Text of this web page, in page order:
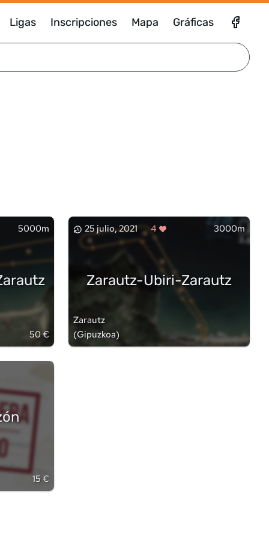
Ligas Inscripciones Mapa Gráficas
5000m
50 €
25 julio, 2021 4 3000m
Zarautz-Ubiri-Zarautz
Zarautz
(Gipuzkoa)
15 €